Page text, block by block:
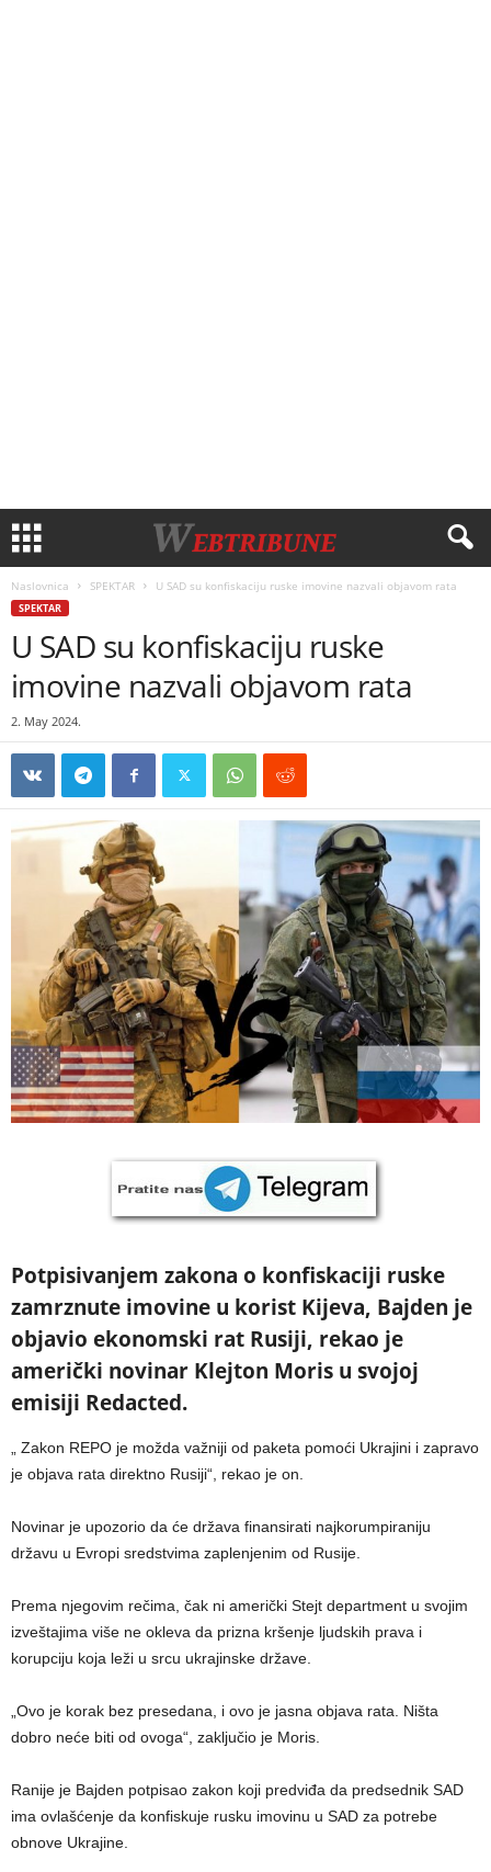
Naslovnica SPEKTAR U SAD su konfiskaciju ruske imovine nazvali objavom rata
SPEKTAR
U SAD su konfiskaciju ruske
imovine nazvali objavom rata
2. May 2024.
Potpisivanjem zakona o konfiskaciji ruske
zamrznute imovine u korist Kijeva, Bajden je
objavio ekonomski rat Rusiji, rekao je
američki novinar Klejton Moris u svojoj
emisiji Redacted.
„ Zakon REPO je možda važniji od paketa pomoći Ukrajini i zapravo
je objava rata direktno Rusiji“, rekao je on.
Novinar je upozorio da će država finansirati najkorumpiraniju
državu u Evropi sredstvima zaplenjenim od Rusije.
Prema njegovim rečima, čak ni američki Stejt department u svojim
izveštajima više ne okleva da prizna kršenje ljudskih prava i
korupciju koja leži u srcu ukrajinske države.
„Ovo je korak bez presedana, i ovo je jasna objava rata. Ništa
dobro neće biti od ovoga“, zaključio je Moris.
Ranije je Bajden potpisao zakon koji predviđa da predsednik SAD
ima ovlašćenje da konfiskuje rusku imovinu u SAD za potrebe
obnove Ukrajine.